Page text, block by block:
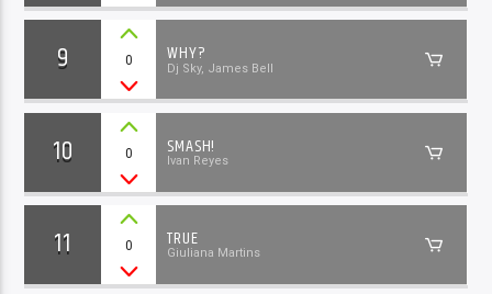
9 0 WHY?
Dj Sky, James Bell
10 0 SMASH!
Ivan Reyes
11 0 TRUE
Giuliana Martins